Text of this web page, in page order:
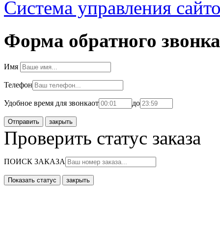
Система управления
Форма обратного звонка
Имя
Телефон
Удобное время для звонкаот до
закрыть
Проверить статус заказа
ПОИСК ЗАКАЗА
закрыть